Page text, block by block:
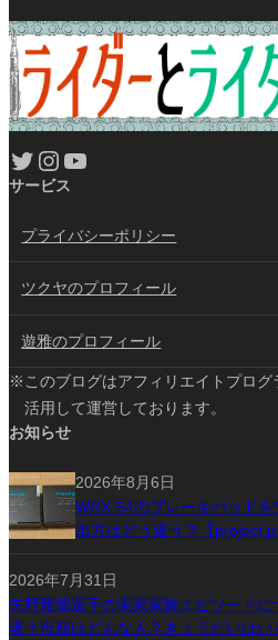
Twitter Instagram YouTube
サービス
プライバシーポリシー
ツクヤのプロフィール
遊雅のプロフィール
※このブログはアフィリエイトプログ
活用して運営しております。
お知らせ
2026年8月6日
WRX S4のブレーキパッド
出方はどう違う？【project μ
2026年7月31日
矢野雅哉選手の実家家族エピソード
者？母親はどんな人？きょうだいはい